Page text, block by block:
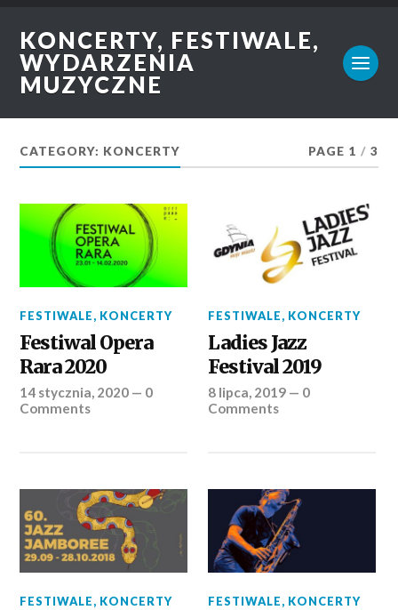
KONCERTY, FESTIWALE,
WYDARZENIA
MUZYCZNE
CATEGORY: KONCERTY PAGE 1 / 3
FESTIWALE, KONCERTY
Festiwal Opera
Rara 2020
14 stycznia, 2020 — 0
Comments
FESTIWALE, KONCERTY
Ladies Jazz
Festival 2019
8 lipca, 2019 — 0
Comments
FESTIWALE, KONCERTY FESTIWALE, KONCERTY